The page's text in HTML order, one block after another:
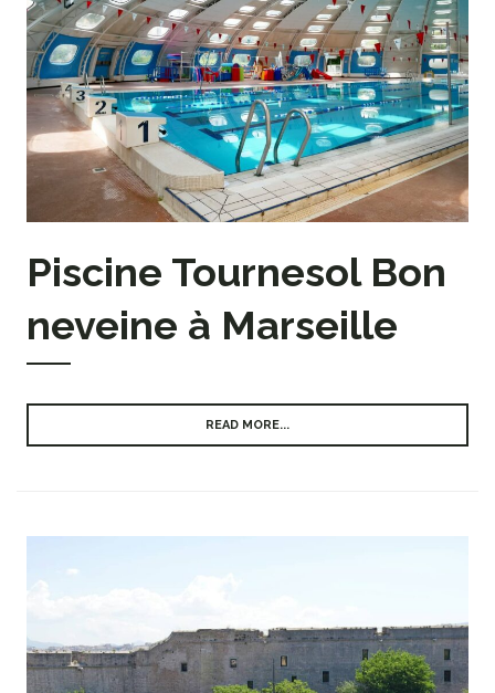
Piscine Tournesol Bon
neveine à Marseille
READ MORE...